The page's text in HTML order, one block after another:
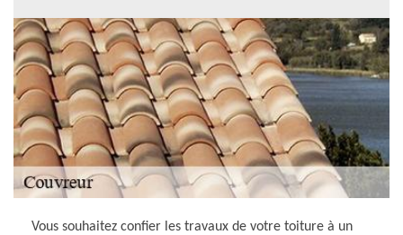
Vous souhaitez confier les travaux de votre toiture à un